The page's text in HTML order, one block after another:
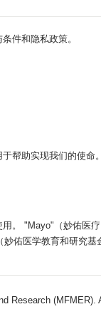
件和隐私政策。
帮助实现我们的使命
。 "Mayo"（妙佑
佑医学教育和研究基
Research (MFMER).